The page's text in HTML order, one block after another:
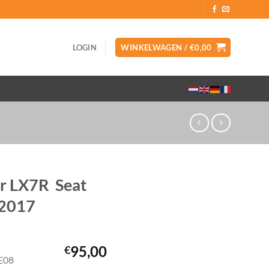
LOGIN WINKELWAGEN / €0,00
LX7R Seat
€95,00